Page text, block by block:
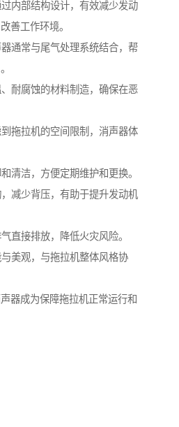
内部结构设计，有效减少发动
善工作环境。
通常与尾气处理系统结合，帮
耐腐蚀的材料制造，确保在恶
拖拉机的空间限制，消声器体
清洁，方便定期维护和更换。
减少背压，有助于提升发动机
直接排放，降低火灾风险。
美观，与拖拉机整体风格协
器成为保障拖拉机正常运行和